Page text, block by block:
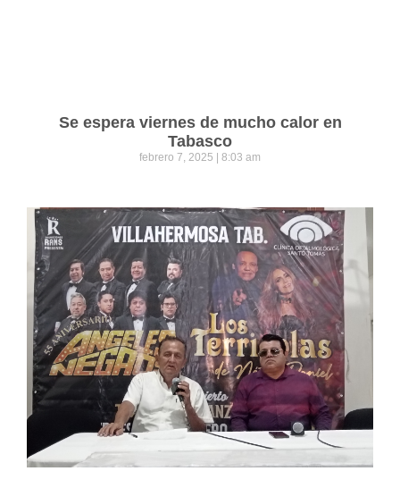
Se espera viernes de mucho calor en
Tabasco
febrero 7, 2025 8:03 am